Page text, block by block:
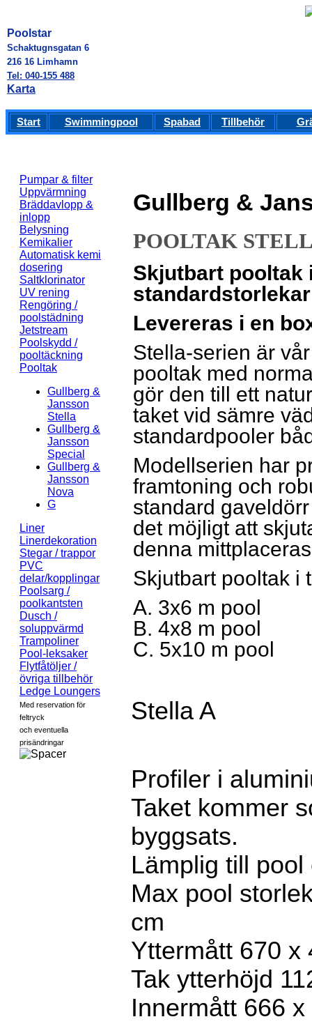
Poolstar
Schaktugnsgatan 6
216 16 Limhamn
Tel: 040-155 488
Karta
Start Swimmingpool Spabad Tillbehör
Pumpar & filter
Uppvärmning
Bräddavlopp &
inlopp
Belysning
Kemikalier
Automatisk kemi
dosering
Saltklorinator
UV rening
Rengöring /
poolstädning
Jetstream
Poolskydd /
pooltäckning
Pooltak
Gullberg &
Jansson
Stella
Gullberg &
Jansson
Special
Gullberg &
Jansson
Nova
G
Liner
Linerdekoration
Stegar / trappor
PVC
delar/kopplingar
Poolsarg /
poolkantsten
Dusch /
soluppvärmd
Trampoliner
Pool-leksaker
Flytfåtöljer /
övriga tillbehör
Ledge Loungers
Med reservation för
feltryck
och eventuella
prisändringar
Gullberg &
POOLTAK
Skjutbart pooltak
standardstorlekar
Levereras i en
Stella-serien är
pooltak med
gör den till ett
taket vid sämre
standardpooler
Modellserien har
framtoning och
standard
det möjligt att
denna
Skjutbart pooltak i
A. 3x6 m pool
B. 4x8 m pool
C. 5x10 m pool
Stella A
Profiler i
Taket kommer
byggsats.
Lämplig till
Max pool
cm
Yttermått 670 x
Tak ytterhöjd
Innermått 666 x